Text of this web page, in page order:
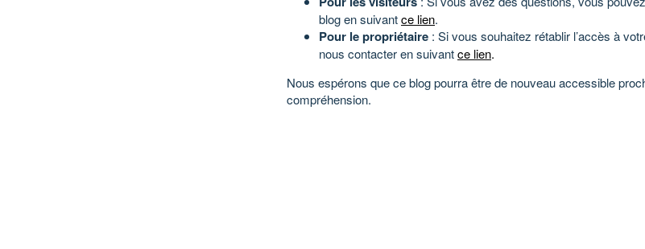
blog en suivantce lien.
Pour le propriétaire : Si vous souhaitez rétablir l’accès à
nous contacter en suivantce lien.
Nous espérons que ce blog pourra être de nouveau accessible
compréhension.